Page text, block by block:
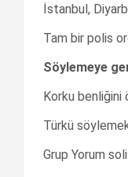
İstanbul,
Tam bir polis
Söylemeye
Korku benliğini
Türkü
Grup Yorum